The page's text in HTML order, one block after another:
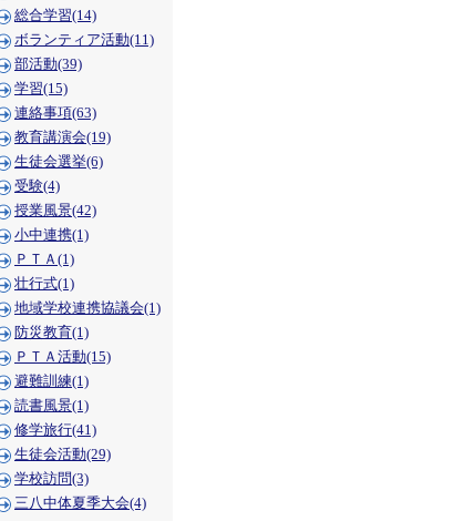
総合学習(14)
ボランティア活動(11)
部活動(39)
学習(15)
連絡事項(63)
教育講演会(19)
生徒会選挙(6)
受験(4)
授業風景(42)
小中連携(1)
ＰＴＡ(1)
壮行式(1)
地域学校連携協議会(1)
防災教育(1)
ＰＴＡ活動(15)
避難訓練(1)
読書風景(1)
修学旅行(41)
生徒会活動(29)
学校訪問(3)
三八中体夏季大会(4)